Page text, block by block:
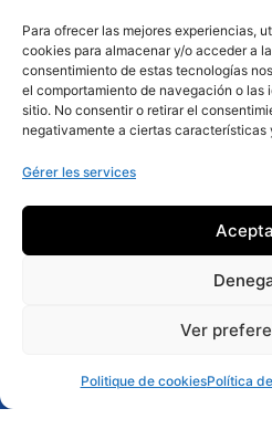
Para ofrecer las mejores experiencias,
cookies para almacenar y/o acceder a
consentimiento de estas tecnologías
el comportamiento de navegación o
sitio. No consentir o retirar el
negativamente a ciertas características
Gérer les services
Ver
Politique de cookiesPolítica
veille à maintenir un
tous les âges.
Paintball en famille
Paintball adulte
RÉSERVER